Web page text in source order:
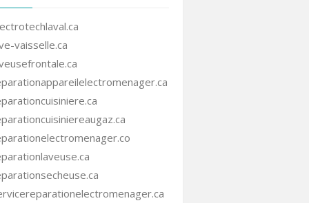
vaisselle.ca